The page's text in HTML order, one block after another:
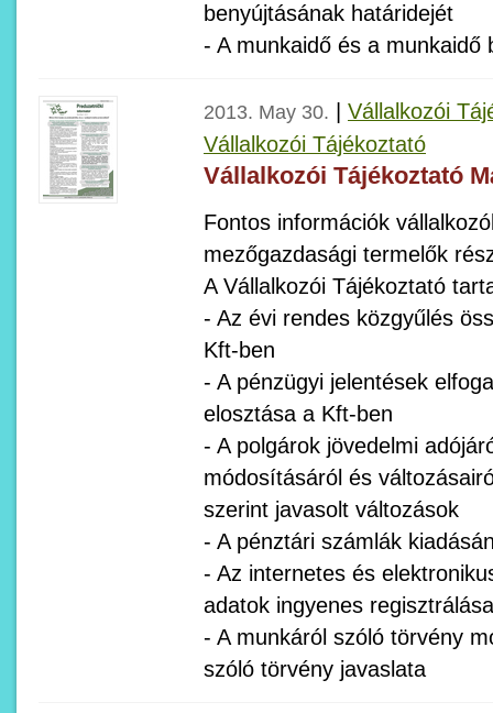
benyújtásának határidejét
- A munkaidő és a munkaidő
2013. May 30.
Vállalkozói
Vállalkozói Tájékoztató
Vállalkozói Tájékoztató
Fontos információk
mezőgazdasági termelők
A Vállalkozói Tájékoztató
- Az évi rendes közgyűlés
Kft-ben
- A pénzügyi jelentések
elosztása a Kft-ben
- A polgárok jövedelmi
módosításáról és
szerint javasolt változások
- A pénztári számlák
- Az internetes és
adatok ingyenes regisztrálása
- A munkáról szóló törvény
szóló törvény javaslata